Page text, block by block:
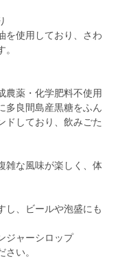
を使用しており、さわ
農薬・化学肥料不使用
多良間島産黒糖をふん
ドしており、飲みごた
雑な風味が楽しく、体
し、ビールや泡盛にも
ジャーシロップ
い。